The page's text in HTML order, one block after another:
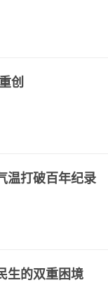
创
温打破百年纪录
生的双重困境